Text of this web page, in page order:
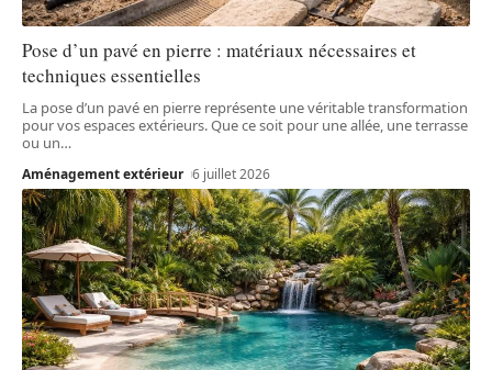
Pose d’un pavé en pierre : matériaux nécessaires et
techniques essentielles
La pose d’un pavé en pierre représente une véritable transformation
pour vos espaces extérieurs. Que ce soit pour une allée, une terrasse
ou un…
Aménagement extérieur 6 juillet 2026